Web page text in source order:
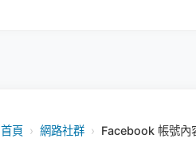
首頁 › 網路社群 › Facebook 帳號內